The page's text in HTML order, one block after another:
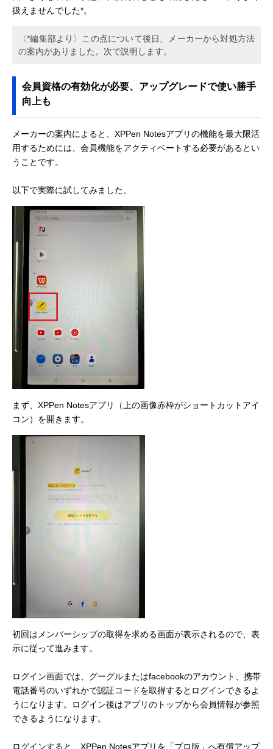
扱えませんでした*。
〈*編集部より〉この点について後日、メーカーから対処方法
の案内がありました。次で説明します。
会員資格の有効化が必要、アップグレードで使い勝手
向上も
メーカーの案内によると、XPPen Notesアプリの機能を最大限活
用するためには、会員機能をアクティベートする必要があるとい
うことです。
以下で実際に試してみました。
まず、XPPen Notesアプリ（上の画像赤枠がショートカットアイ
コン）を開きます。
初回はメンバーシップの取得を求める画面が表示されるので、表
示に従って進みます。
ログイン画面では、グーグルまたはfacebookのアカウント、携帯
電話番号のいずれかで認証コードを取得するとログインできるよ
うになります。ログイン後はアプリのトップから会員情報が参照
できるようになります。
ログインすると、XPPen Notesアプリを「プロ版」へ有償アップ